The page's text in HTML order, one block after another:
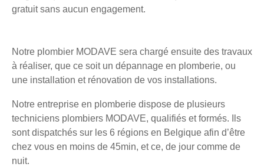
gratuit sans aucun engagement.
Notre plombier MODAVE sera chargé ensuite des travaux
à réaliser, que ce soit un dépannage en plomberie, ou
une installation et rénovation de vos installations.
Notre entreprise en plomberie dispose de plusieurs
techniciens plombiers MODAVE, qualifiés et formés. Ils
sont dispatchés sur les 6 régions en Belgique afin d’être
chez vous en moins de 45min, et ce, de jour comme de
nuit.